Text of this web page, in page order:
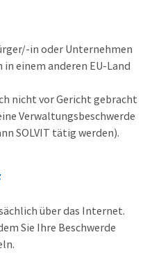
in oder Unternehmen
einem anderen EU-Land
nicht vor Gericht gebracht
Verwaltungsbeschwerde
SOLVIT tätig werden).
über das Internet.
Sie Ihre Beschwerde